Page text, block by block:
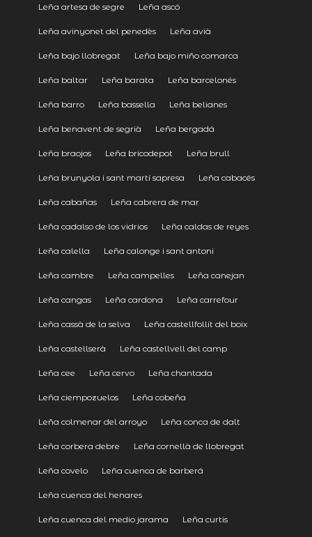
Leña artesa de segre Leña ascó
Leña avinyonet del penedès Leña avià
Leña bajo llobregat Leña bajo miño comarca
Leña baltar Leña barata Leña barcelonés
Leña barro Leña bassella Leña belianes
Leña benavent de segrià Leña bergadá
Leña braojos Leña bricodepot Leña brull
Leña brunyola i sant martí sapresa Leña cabacés
Leña cabañas Leña cabrera de mar
Leña cadalso de los vidrios Leña caldas de reyes
Leña calella Leña calonge i sant antoni
Leña cambre Leña campelles Leña canejan
Leña cangas Leña cardona Leña carrefour
Leña cassà de la selva Leña castellfollit del boix
Leña castellserà Leña castellvell del camp
Leña cee Leña cervo Leña chantada
Leña ciempozuelos Leña cobeña
Leña colmenar del arroyo Leña conca de dalt
Leña corbera debre Leña cornellà de llobregat
Leña covelo Leña cuenca de barberá
Leña cuenca del henares
Leña cuenca del medio jarama Leña curtis